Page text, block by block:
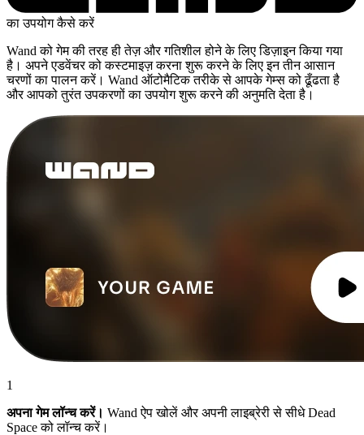
का उपयोग कैसे करें
Wand को गेम की तरह ही तेज़ और गतिशील होने के लिए डिज़ाइन किया गया
है। अपने एडवेंचर को कस्टमाइज़ करना शुरू करने के लिए इन तीन आसान
चरणों का पालन करें। Wand ऑटोमैटिक तरीके से आपके गेम्स को ढूँढता है
और आपको तुरंत उपकरणों का उपयोग शुरू करने की अनुमति देता है।
1
अपना गेम लॉन्च करें। Wand ऐप खोलें और अपनी लाइब्रेरी से सीधे Dead
Space को लॉन्च करें।